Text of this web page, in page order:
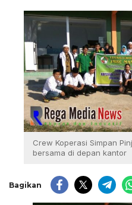
Crew Koperasi Simpan
bersama di depan kantor
Bagikan